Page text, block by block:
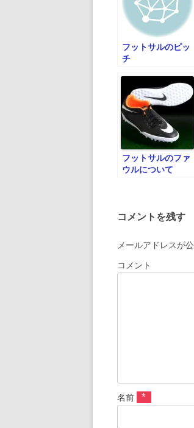
ン
フットサルのピッ
チ
フットサルのファ
ウルについて
コメントを残す
メールアドレスが
コメント
名前 *